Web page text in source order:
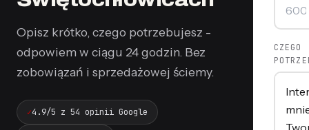
Opisz krótko, czego potrzebujesz -
odpowiem w ciągu 24 godzin. Bez
zobowiązań i sprzedażowej ściemy.
4.9/5 z 54 opinii Google
CZEGO